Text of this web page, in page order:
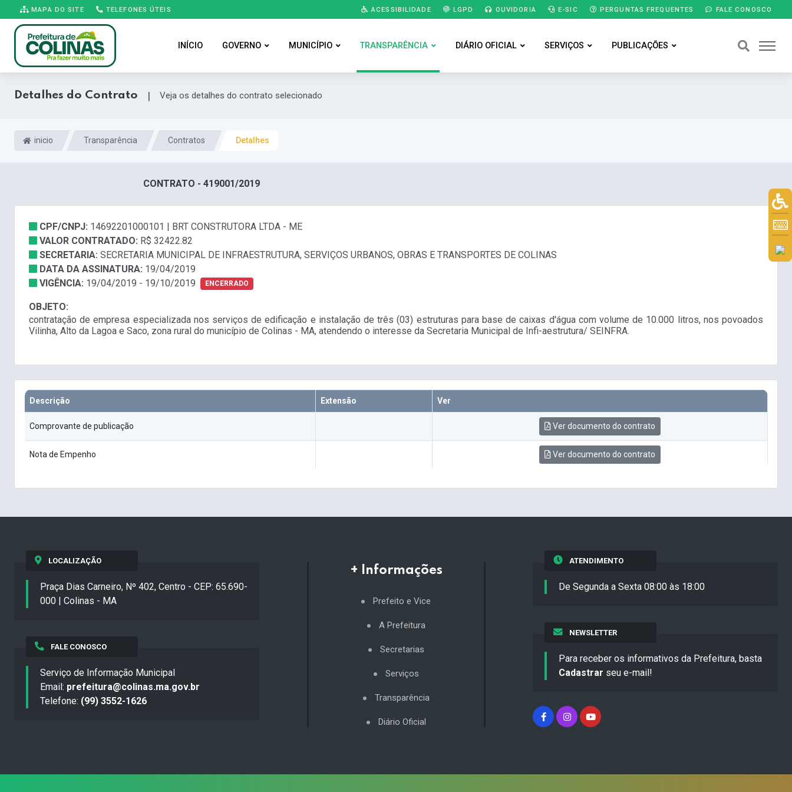
MAPA DO SITE TELEFONES ÚTEIS ACESSIBILIDADE LGPD OUVIDORIA E-SIC PERGUNTAS FREQUENTES FALE CONOSCO
INÍCIO GOVERNO MUNICÍPIO TRANSPARÊNCIA DIÁRIO OFICIAL SERVIÇOS PUBLICAÇÕES
Detalhes do Contrato | Veja os detalhes do contrato selecionado
inicio Transparência Contratos Detalhes
CONTRATO - 419001/2019
CPF/CNPJ: 14692201000101 | BRT CONSTRUTORA LTDA - ME
VALOR CONTRATADO: R$ 32422.82
SECRETARIA: SECRETARIA MUNICIPAL DE INFRAESTRUTURA, SERVIÇOS URBANOS, OBRAS E TRANSPORTES DE COLINAS
DATA DA ASSINATURA: 19/04/2019
VIGÊNCIA: 19/04/2019 - 19/10/2019 ENCERRADO
OBJETO:
contratação de empresa especializada nos serviços de edificação e instalação de três (03) estruturas para base de caixas d'água com volume de 10.000 litros, nos povoados
Vilinha, Alto da Lagoa e Saco, zona rural do município de Colinas - MA, atendendo o interesse da Secretaria Municipal de Infi-aestrutura/ SEINFRA.
Descrição Extensão Ver
Comprovante de publicação Ver documento do contrato
Nota de Empenho Ver documento do contrato
LOCALIZAÇÃO
Praça Dias Carneiro, Nº 402, Centro - CEP: 65.690-
000 | Colinas - MA
FALE CONOSCO
Serviço de Informação Municipal
Email: prefeitura@colinas.ma.gov.br
Telefone: (99) 3552-1626
+ Informações
Prefeito e Vice
A Prefeitura
Secretarias
Serviços
Transparência
Diário Oficial
ATENDIMENTO
De Segunda a Sexta 08:00 às 18:00
NEWSLETTER
Para receber os informativos da Prefeitura, basta
Cadastrar seu e-mail!